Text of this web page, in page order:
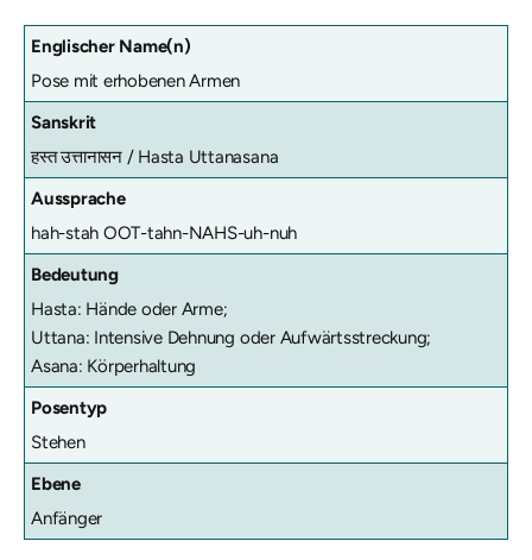
Englischer Name(n)
Pose mit erhobenen Armen
Sanskrit
हस्त उत्तानासन / Hasta Uttanasana
Aussprache
hah-stah OOT-tahn-NAHS-uh-nuh
Bedeutung
Hasta: Hände oder Arme;
Uttana: Intensive Dehnung oder Aufwärtsstreckung;
Asana: Körperhaltung
Posentyp
Stehen
Ebene
Anfänger